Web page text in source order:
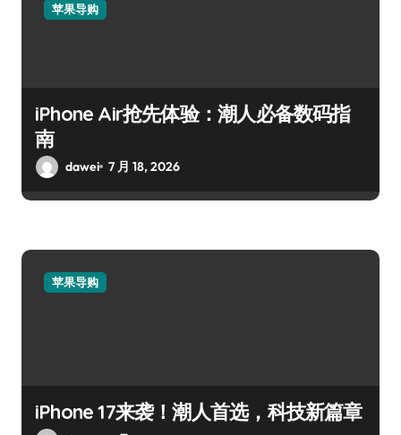
苹果导购
iPhone Air抢先体验：潮人必备数码指
南
dawei 7 月 18, 2026
苹果导购
iPhone 17来袭！潮人首选，科技新篇章